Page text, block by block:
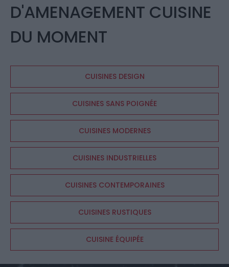
D'AMENAGEMENT CUISINE
DU MOMENT
CUISINES DESIGN
CUISINES SANS POIGNÉE
CUISINES MODERNES
CUISINES INDUSTRIELLES
CUISINES CONTEMPORAINES
CUISINES RUSTIQUES
CUISINE ÉQUIPÉE